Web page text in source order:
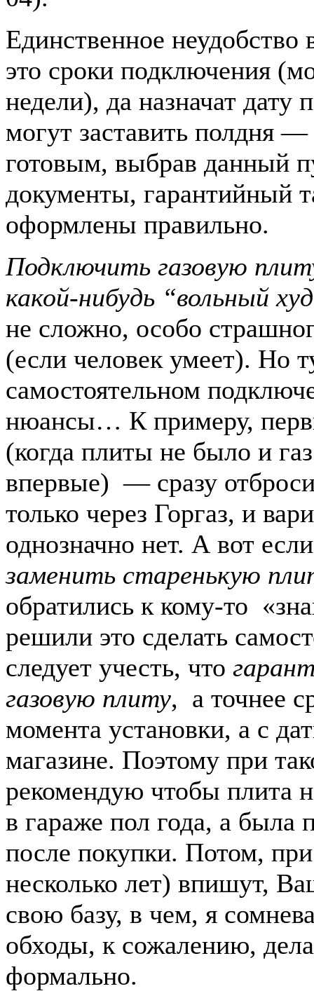
Единственное
это сроки подключения
недели), да назначат дату
могут заставить полдня
готовым, выбрав данный
документы, гарантийный
оформлены правильно.
Подключить газовую
какой-нибудь “вольный
не сложно, особо
(если человек умеет). Но
самостоятельном
нюансы… К примеру,
(когда плиты не было и
впервые) — сразу
только через Горгаз, и
однозначно нет. А вот
заменить старенькую
обратились к кому-то
решили это сделать
следует учесть, что
газовую плиту, а точнее
момента установки, а с
магазине. Поэтому при
рекомендую чтобы плита
в гараже пол года, а была
после покупки. Потом,
несколько лет) впишут,
свою базу, в чем, я
обходы, к сожалению,
формально.